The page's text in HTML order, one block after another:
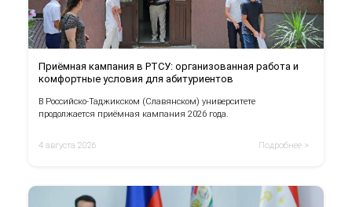
Приёмная кампания в РТСУ: организованная работа и
комфортные условия для абитуриентов
В Российско-Таджикском (Славянском) университете
продолжается приёмная кампания 2026 года.
4 августа 2026 Подробнее >